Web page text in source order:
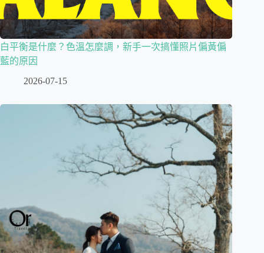
白平衡是什麼？色溫怎麼調，新手一次搞懂照片偏黃偏
藍的原因
2026-07-15